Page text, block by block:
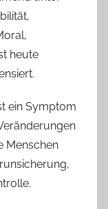
heute
ein Symptom
Menschen